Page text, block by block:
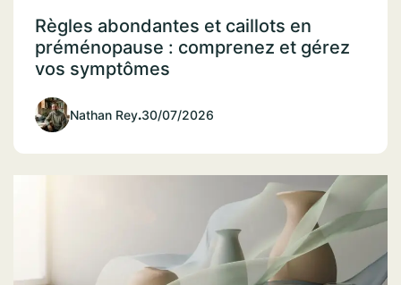
Règles abondantes et caillots en
préménopause : comprenez et gérez
vos symptômes
Nathan Rey.30/07/2026